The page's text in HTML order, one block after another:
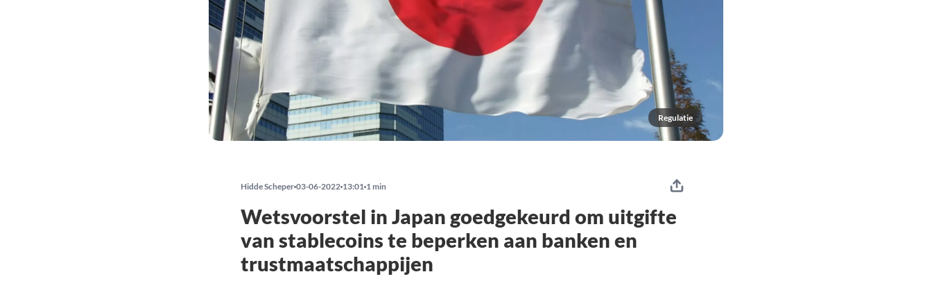
Regulatie
Hidde Scheper 03-06-2022 13:01 1 min
Wetsvoorstel in Japan goedgekeurd om uitgifte
van stablecoins te beperken aan banken en
trustmaatschappijen